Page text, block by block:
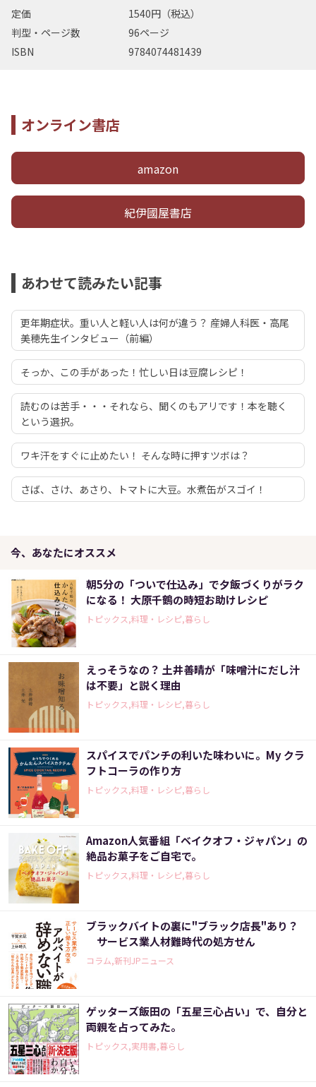
定価
1540円（税込）
判型・ページ数
96ページ
ISBN
9784074481439
オンライン書店
amazon
紀伊國屋書店
あわせて読みたい記事
更年期症状。重い人と軽い人は何が違う？ 産婦人科医・高尾
美穂先生インタビュー（前編）
そっか、この手があった！忙しい日は豆腐レシピ！
読むのは苦手・・・それなら、聞くのもアリです！本を聴く
という選択。
ワキ汗をすぐに止めたい！ そんな時に押すツボは？
さば、さけ、あさり、トマトに大豆。水煮缶がスゴイ！
今、あなたにオススメ
朝5分の「ついで仕込み」で夕飯づくりがラク
になる！ 大原千鶴の時短お助けレシピ
トピックス,料理・レシピ,暮らし
えっそうなの？ 土井善晴が「味噌汁にだし汁
は不要」と説く理由
トピックス,料理・レシピ,暮らし
スパイスでパンチの利いた味わいに。My クラ
フトコーラの作り方
トピックス,料理・レシピ,暮らし
Amazon人気番組「ベイクオフ・ジャパン」の
絶品お菓子をご自宅で。
トピックス,料理・レシピ,暮らし
ブラックバイトの裏に"ブラック店長"あり？
サービス業人材難時代の処方せん
コラム,新刊JPニュース
ゲッターズ飯田の「五星三心占い」で、自分と
両親を占ってみた。
トピックス,実用書,暮らし